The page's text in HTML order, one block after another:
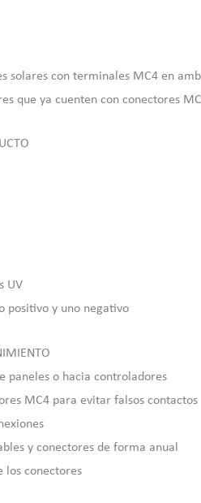
solares con terminales MC4 en
que ya cuenten con conectores
UV
positivo y uno negativo
paneles o hacia controladores
MC4 para evitar falsos contactos
y conectores de forma anual
los conectores